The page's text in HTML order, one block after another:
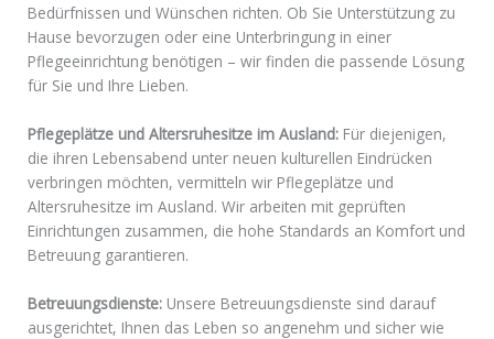
Bedürfnissen und Wünschen richten. Ob Sie Unterstützung zu
Hause bevorzugen oder eine Unterbringung in einer
Pflegeeinrichtung benötigen – wir finden die passende Lösung
für Sie und Ihre Lieben.
Pflegeplätze und Altersruhesitze im Ausland: Für diejenigen,
die ihren Lebensabend unter neuen kulturellen Eindrücken
verbringen möchten, vermitteln wir Pflegeplätze und
Altersruhesitze im Ausland. Wir arbeiten mit geprüften
Einrichtungen zusammen, die hohe Standards an Komfort und
Betreuung garantieren.
Betreuungsdienste: Unsere Betreuungsdienste sind darauf
ausgerichtet, Ihnen das Leben so angenehm und sicher wie